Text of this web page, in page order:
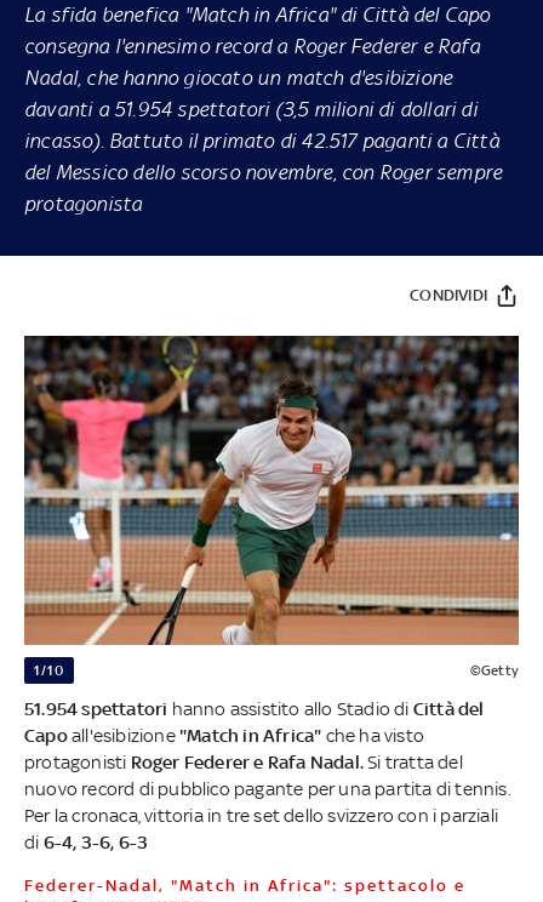
La sfida benefica "Match in Africa" di Città del Capo
consegna l'ennesimo record a Roger Federer e Rafa
Nadal, che hanno giocato un match d'esibizione
davanti a 51.954 spettatori (3,5 milioni di dollari di
incasso). Battuto il primato di 42.517 paganti a Città
del Messico dello scorso novembre, con Roger sempre
protagonista
CONDIVIDI
1/10 ©Getty
51.954 spettatori hanno assistito allo Stadio di Città del
Capoall'esibizione "Match in Africa" che ha visto
protagonisti Roger Federer e Rafa Nadal.Si tratta del
nuovo record di pubblico pagante per una partita di tennis.
Per la cronaca, vittoria in tre set dello svizzero con i parziali
di 6-4, 3-6, 6-3
Federer-Nadal, "Match in Africa": spettacolo e